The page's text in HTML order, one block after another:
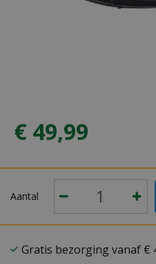
€ 49,99
Aantal
Gratis bezorging vanaf €